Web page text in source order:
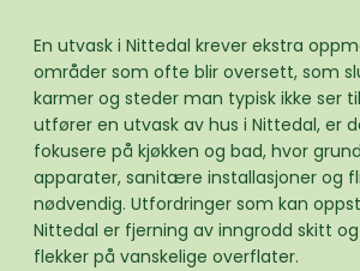
En utvask i Nittedal krever ekstra
områder som ofte blir oversett, som
karmer og steder man typisk ikke ser
utfører en utvask av hus i Nittedal, er
fokusere på kjøkken og bad, hvor
apparater, sanitære installasjoner og
nødvendig. Utfordringer som kan
Nittedal er fjerning av inngrodd skitt
flekker på vanskelige overflater.